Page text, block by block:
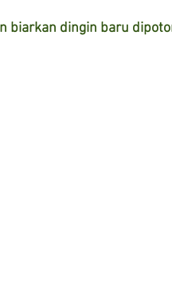
biarkan dingin baru